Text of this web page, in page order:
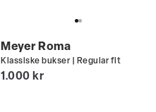
Meyer Roma
Klassiske bukser | Regular fit
I alt (inkl. rabat)
1.000 kr